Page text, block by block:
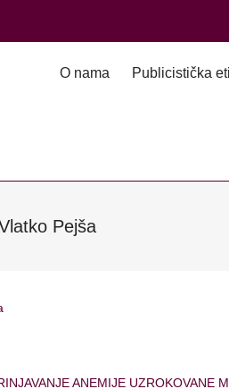
O nama Publicistička
Pejša
ANEMIJE UZROKOVANE